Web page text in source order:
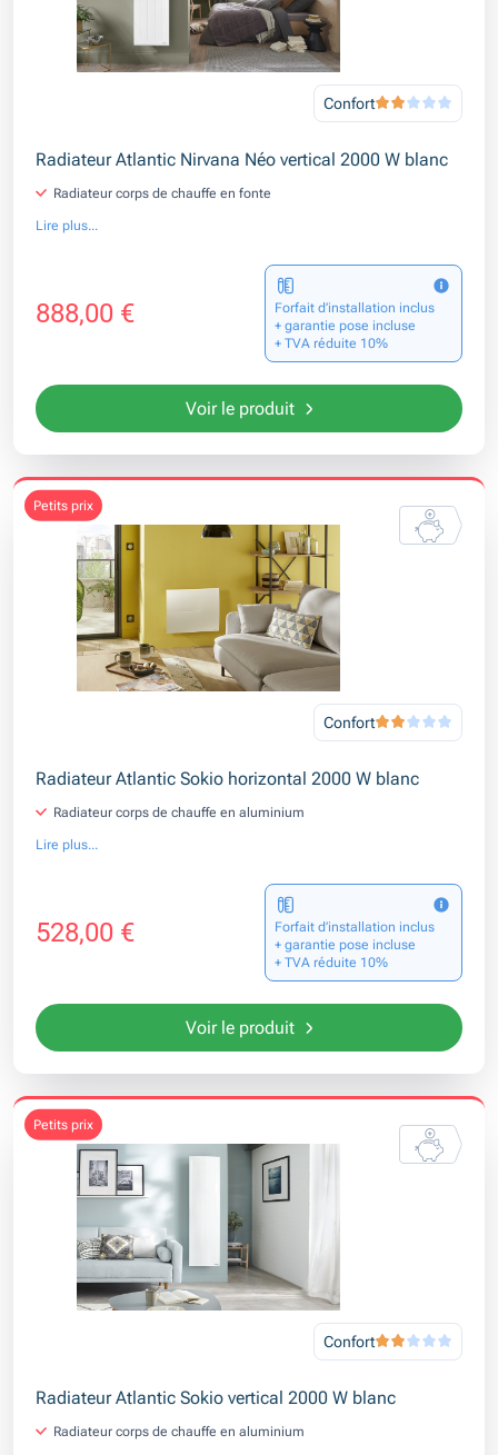
Confort
Radiateur Atlantic Nirvana Néo vertical 2000 W blanc
Radiateur corps de chauffe en fonte
Lire plus...
888,00 €
Forfait d’installation inclus
+ garantie pose incluse
+ TVA réduite 10%
Voir le produit
petits prix
Confort
Radiateur Atlantic Sokio horizontal 2000 W blanc
Radiateur corps de chauffe en aluminium
Lire plus...
528,00 €
Forfait d’installation inclus
+ garantie pose incluse
+ TVA réduite 10%
Voir le produit
petits prix
Confort
Radiateur Atlantic Sokio vertical 2000 W blanc
Radiateur corps de chauffe en aluminium